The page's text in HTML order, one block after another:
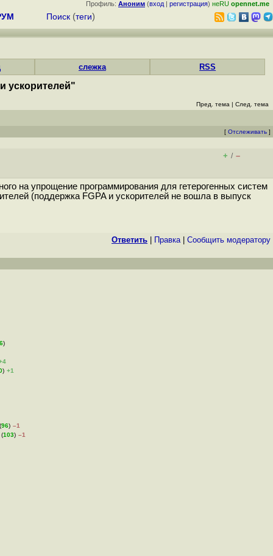
Профиль: Аноним (вход | регистрация) неRU opennet.me
Поиск (теги)
слежка RSS
ускорителей"
Пред. тема | След. тема
[ Отслеживать ]
+ / –
на упрощение программирования для гетерогенных систем
(поддержка FGPA и ускорителей не вошла в выпуск
Ответить Правка| Cообщить модератору
)
) +1
96) –1
(103) –1